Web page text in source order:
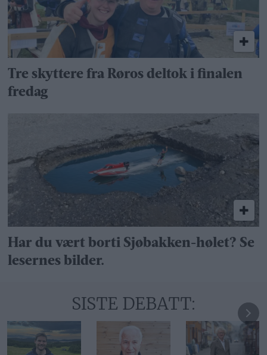
Tre skyttere fra Røros deltok i finalen
fredag
Har du vært borti Sjøbakken-hølet? Se
lesernes bilder.
SISTE DEBATT: